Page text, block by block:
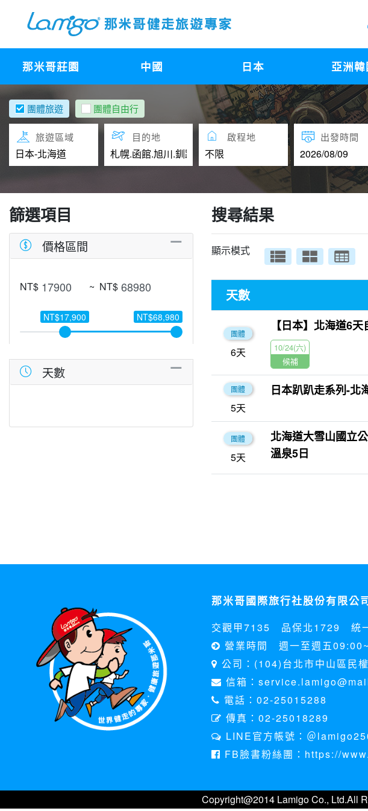
那米哥莊園 中國 日本 亞洲韓
團體旅遊 團體自由行
旅遊區域 目的地 啟程地 出發時間
篩選項目
價格區間
NT$ ~ NT$
NT$17,900 NT$68,980
天數
搜尋結果
顯示模式
天數
團體
6天
【日本】北海道6
10/24(六)
候補
團體
5天
日本趴趴走系列-北
團體
5天
北海道大雪山國立
溫泉5日
那米哥國際旅行社股份有限公
交觀甲7135 品保北1729 統
營業時間 週一至週五
公司：(104)台北市中山區民
信箱：
電話：02-25015288
傳真：02-25018289
LINE官方帳號：＠
FB臉書粉絲團：https://
Copyright@2014 Lamigo Co., Ltd.All